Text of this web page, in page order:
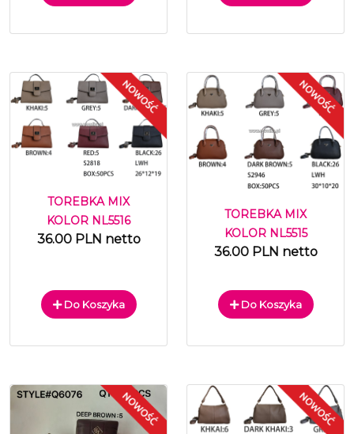
TOREBKA MIX
KOLOR NL5516
36.00 PLN netto
Do Koszyka
TOREBKA MIX
KOLOR NL5515
36.00 PLN netto
Do Koszyka